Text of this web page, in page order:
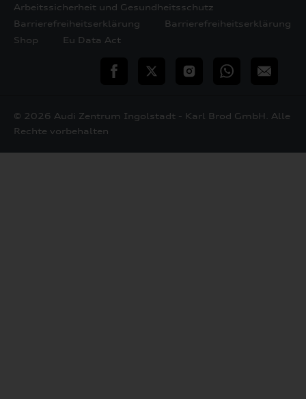
Arbeitssicherheit und Gesundheitsschutz
Barrierefreiheitserklärung
Barrierefreiheitserklärung
Shop
Eu Data Act
teilen Twitter InstagramWhatsApp
E-
© 2026 Audi Zentrum Ingolstadt - Karl Brod GmbH. Alle
Rechte vorbehalten